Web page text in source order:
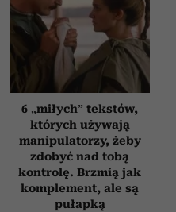
6 „miłych” tekstów,
których używają
manipulatorzy, żeby
zdobyć nad tobą
kontrolę. Brzmią jak
komplement, ale są
pułapką